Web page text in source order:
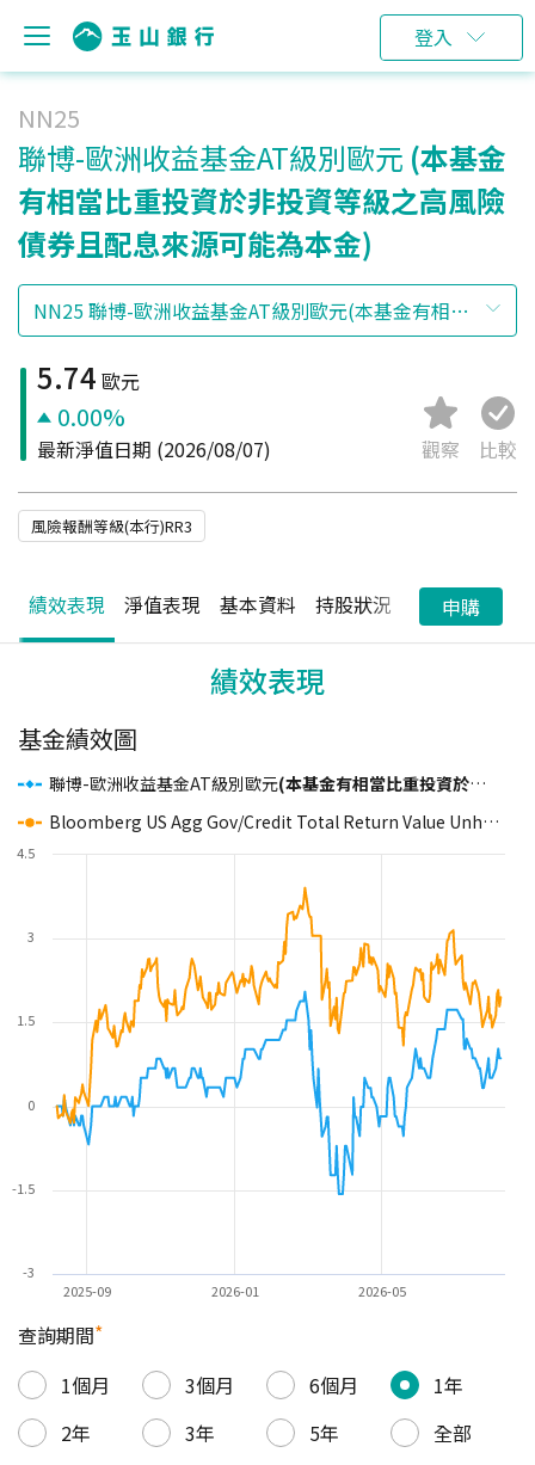
登入
NN25
聯博-歐洲收益基金AT級別歐元 (本基金
有相當比重投資於非投資等級之高風險
債券且配息來源可能為本金)
5.74 歐元
0.00%
最新淨值日期 (2026/08/07) 觀察 比較
風險報酬等級(本行)RR3
績效表現 淨值表現 基本資料 持股狀況 配息狀況
申購
績效表現
基金績效圖
聯博-歐洲收益基金AT級別歐元(本基金有相當比重投資於非投資等級之高風險債券且配息來源可能為本金)
Bloomberg US Agg Gov/Credit Total Return Value Unhedged USD
2026-01
2025-09 2026-05
-3
-1.5
0
1.5
3
4.5
查詢期間*
1個月
3個月 6個月
1年
2年
3年 5年
全部